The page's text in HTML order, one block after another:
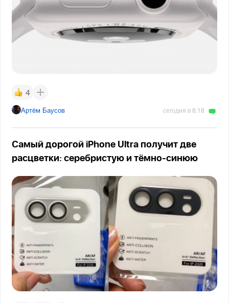
4
Артём Баусов сегодня в 8:18
Самый дорогой iPhone Ultra получит две
расцветки: серебристую и тёмно-синюю